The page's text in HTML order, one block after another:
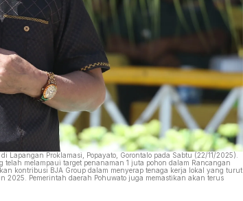
Proklamasi, Popayato, Gorontalo pada Sabtu (22/11/2025).
melampaui target penanaman 1 juta pohon dalam Rancangan
kontribusi BJA Group dalam menyerap tenaga kerja lokal yang turut
2025. Pemerintah daerah Pohuwato juga memastikan akan terus